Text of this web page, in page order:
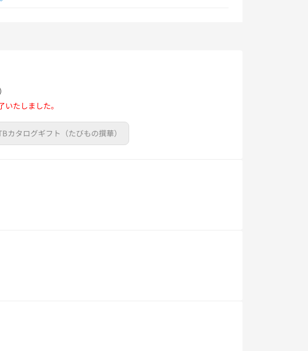
たしました。
カタログギフト（たびもの撰華）